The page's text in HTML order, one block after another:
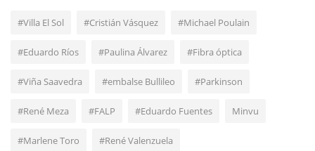
#Villa El Sol #Cristián Vásquez #Michael Poulain
#Eduardo Ríos #Paulina Álvarez #Fibra óptica
#Viña Saavedra #embalse Bullileo #Parkinson
#René Meza #FALP #Eduardo Fuentes Minvu
#Marlene Toro #René Valenzuela